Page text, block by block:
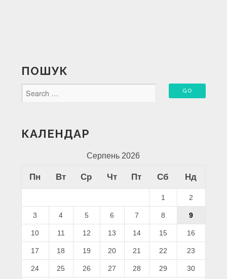
ПОШУК
КАЛЕНДАР
Серпень 2026
Пн Вт Ср Чт Пт Сб Нд
1 2
3 4 5 6 7 8 9
10 11 12 13 14 15 16
17 18 19 20 21 22 23
24 25 26 27 28 29 30